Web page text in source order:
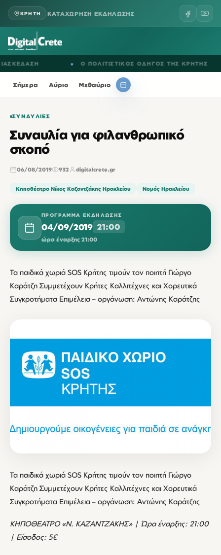
ΚΡΗΤΗ ΚΑΤΑΧΩΡΗΣΗ ΕΚΔΗΛΩΣΗΣ
Ο ΠΟΛΙΤΙΣΤΙΚΟΣ ΟΔΗΓΟΣ ΤΗΣ ΚΡΗΤΗΣ
Σήμερα Αύριο Μεθαύριο
ΣΥΝΑΥΛΊΕΣ
Συναυλία για φιλανθρωπικό
σκοπό
06/08/2019 932 digitalcrete.gr
Κηποθέατρο Νίκος Καζαντζάκης Ηρακλείου Νομός Ηρακλείου
ΠΡΌΓΡΑΜΜΑ ΕΚΔΉΛΩΣΗΣ
04/09/2019 21:00
ώρα έναρξης 21:00
Τα παιδικά χωριά SOS Κρήτης τιμούν τον ποιητή Γιώργο
Καράτζη Συμμετέχουν Κρήτες Καλλιτέχνες και Χορευτικά
Συγκροτήματα Επιμέλεια – οργάνωση: Αντώνης Καράτζης
Τα παιδικά χωριά SOS Κρήτης τιμούν τον ποιητή Γιώργο
Καράτζη Συμμετέχουν Κρήτες Καλλιτέχνες και Χορευτικά
Συγκροτήματα Επιμέλεια – οργάνωση: Αντώνης Καράτζης
ΚΗΠΟΘΕΑΤΡΟ «Ν. ΚΑΖΑΝΤΖΑΚΗΣ» | Ώρα έναρξης: 21:00
| Είσοδος: 5€